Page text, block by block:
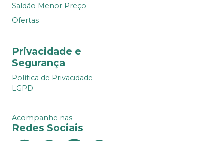
Saldão Menor Preço
Ofertas
Privacidade e
Segurança
Política de Privacidade -
LGPD
Acompanhe nas
Redes Sociais